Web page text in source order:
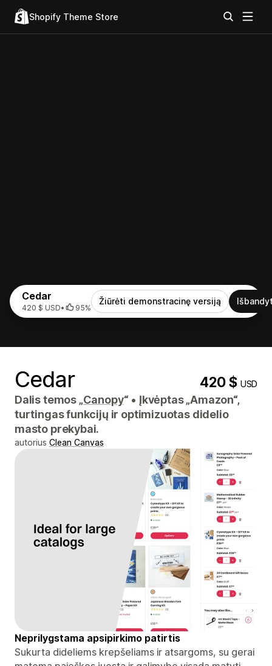
Shopify Theme Store
Cedar
420 $ USD• 95%
Žiūrėti demonstracinę versiją
Cedar 420 $USD
Dalis temos „Canopy“ • Įkvėptas „Amazon“,
turtingas funkcijų ir optimizuotas didelio
masto prekybai.
autorius Clean Canvas
Neprilygstama apsipirkimo patirtis
Sukurta dideliems krepšeliams ir atsargoms, su gerai